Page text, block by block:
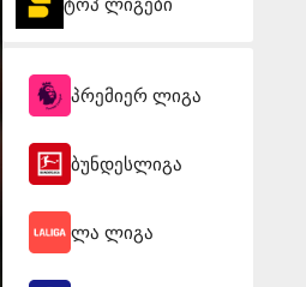
პრემიერ ლიგა
ბუნდესლიგა
ლა ლიგა